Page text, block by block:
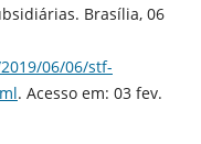
Brasília, 06
06/06/stf-
. Acesso em: 03 fev.